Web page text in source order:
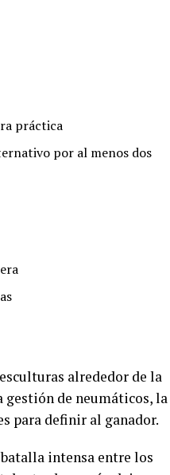
práctica
por al menos dos
alrededor de la
gestión de neumáticos, la
para definir al ganador.
intensa entre los